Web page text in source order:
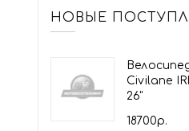
НОВЫЕ
Civilane
26"
18700р.